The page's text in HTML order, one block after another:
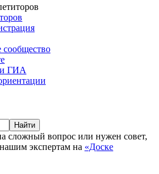
сообщество
ГИА
Найти
сложный вопрос или нужен совет,
экспертам на «Доске